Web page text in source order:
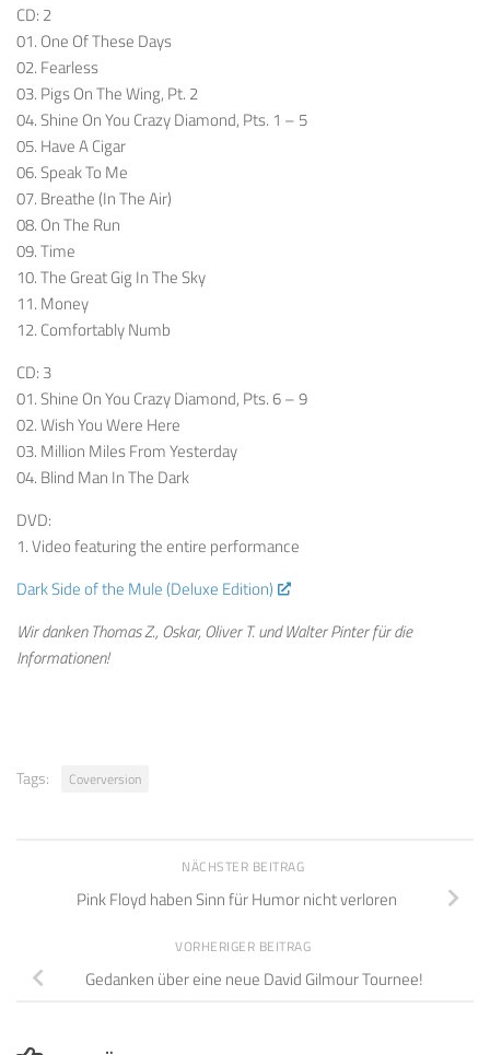
CD: 2
01. One Of These Days
02. Fearless
03. Pigs On The Wing, Pt. 2
04. Shine On You Crazy Diamond, Pts. 1 – 5
05. Have A Cigar
06. Speak To Me
07. Breathe (In The Air)
08. On The Run
09. Time
10. The Great Gig In The Sky
11. Money
12. Comfortably Numb
CD: 3
01. Shine On You Crazy Diamond, Pts. 6 – 9
02. Wish You Were Here
03. Million Miles From Yesterday
04. Blind Man In The Dark
DVD:
1. Video featuring the entire performance
Dark Side of the Mule (Deluxe Edition)
Wir danken Thomas Z., Oskar, Oliver T. und Walter Pinter für die
Informationen!
Tags: Coverversion
NÄCHSTER BEITRAG
Pink Floyd haben Sinn für Humor nicht verloren
VORHERIGER BEITRAG
Gedanken über eine neue David Gilmour Tournee!